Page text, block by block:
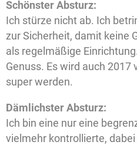
Schönster Absturz:
Ich stürze nicht ab. Ich
zur Sicherheit, damit keine
als regelmäßige
Genuss. Es wird auch 2017
super werden.
Dämlichster Absturz:
Ich bin eine nur eine
vielmehr kontrollierte,